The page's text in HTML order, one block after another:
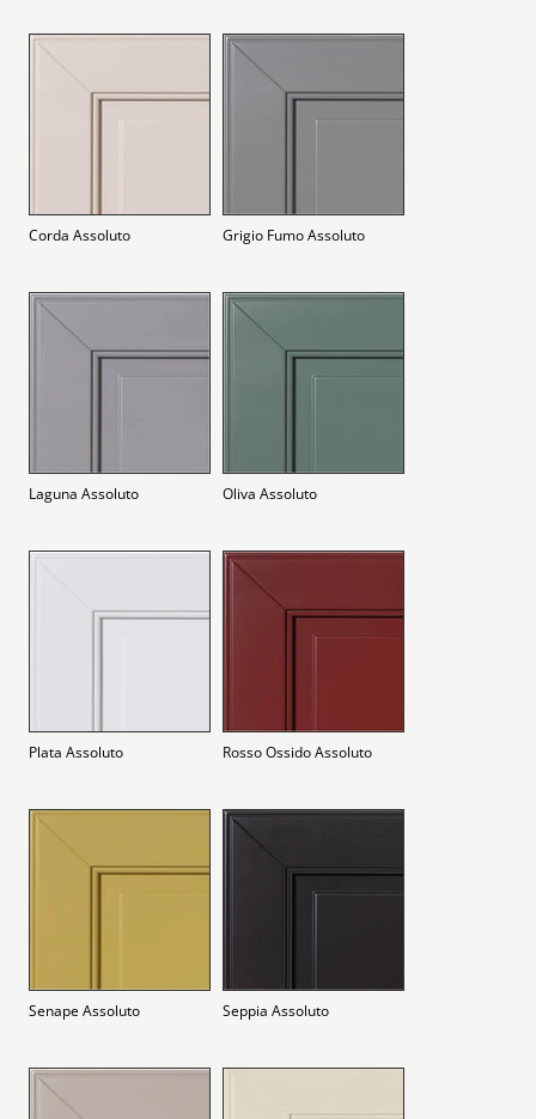
Corda Assoluto Grigio Fumo Assoluto
Laguna Assoluto Oliva Assoluto
Plata Assoluto Rosso Ossido Assoluto
Senape Assoluto Seppia Assoluto